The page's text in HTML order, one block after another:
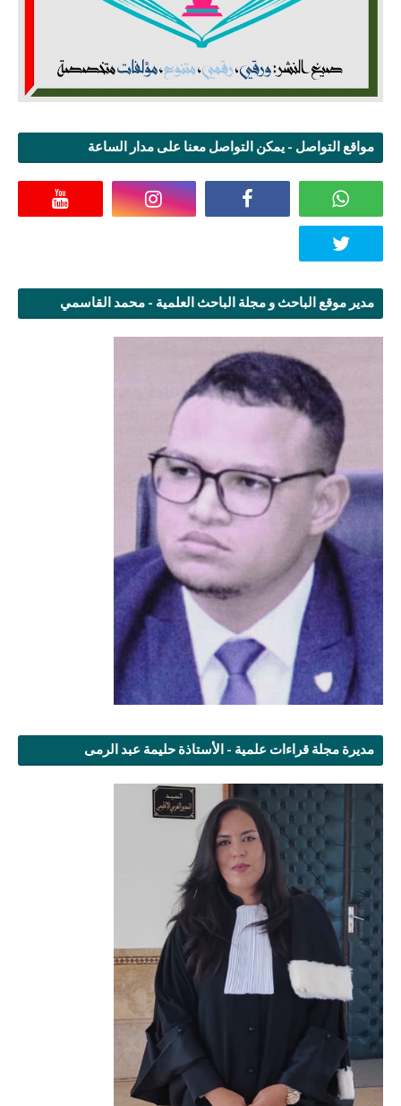
مواقع التواصل - يمكن التواصل معنا على مدار الساعة
مدير موقع الباحث و مجلة الباحث العلمية - محمد القاسمي
مديرة مجلة قراءات علمية - الأستاذة حليمة عبد الرمى